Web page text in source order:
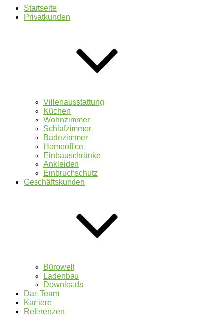
Startseite
Privatkunden
Villenausstattung
Küchen
Wohnzimmer
Schlafzimmer
Badezimmer
Homeoffice
Einbauschränke
Ankleiden
Einbruchschutz
Geschäftskunden
Bürowelt
Ladenbau
Downloads
Das Team
Karriere
Referenzen